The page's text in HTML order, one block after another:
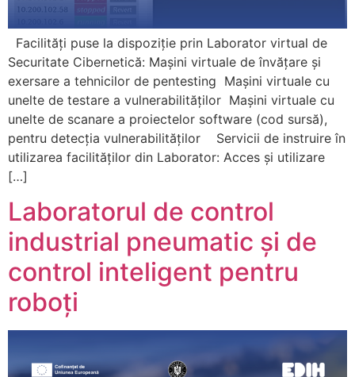
Facilități puse la dispoziție prin Laborator virtual de
Securitate Cibernetică: Mașini virtuale de învățare și
exersare a tehnicilor de pentesting Mașini virtuale cu
unelte de testare a vulnerabilităților Mașini virtuale cu
unelte de scanare a proiectelor software (cod sursă),
pentru detecția vulnerabilităților Servicii de instruire în
utilizarea facilităților din Laborator: Acces și utilizare
[…]
Laboratorul de control
industrial pneumatic și de
control inteligent pentru
roboți